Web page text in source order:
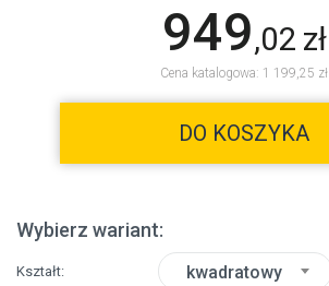
949,02 zł
Cena katalogowa: 1 199,25 zł
DO KOSZYKA
Wybierz wariant:
Kształt kwadratowy